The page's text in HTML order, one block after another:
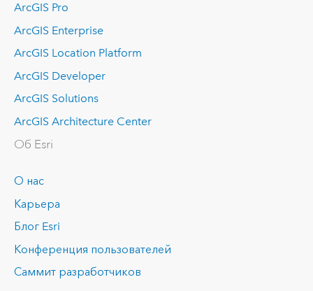
ArcGIS Pro
ArcGIS Enterprise
ArcGIS Location Platform
ArcGIS Developer
ArcGIS Solutions
ArcGIS Architecture Center
Об Esri
О нас
Карьера
Блог Esri
Конференция пользователей
Саммит разработчиков